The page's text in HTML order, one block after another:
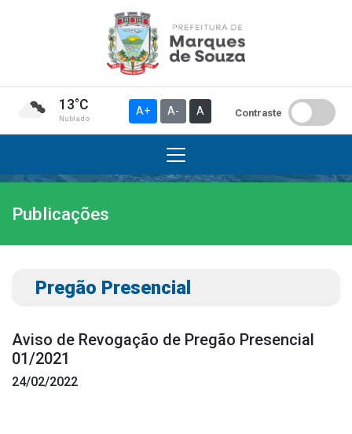
13°C
Nublado
A+ A- A Contraste
Institucional
A Prefeitura
Gabinete do Vice-prefeito
Símbolos Oficiais
Publicações
Pregão Presencial
Aviso de Revogação de Pregão Presencial
01/2021
24/02/2022